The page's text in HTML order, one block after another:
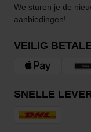
We sturen je de
aanbiedingen!
VEILIG
SNELLE